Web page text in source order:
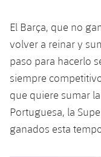
Palau Blaugrana
Estadi Johan
Barça Cafe
Ciutat Esportiva
plusicon
más
Servicios
plusicon
más
SUB10 A
SUB10 B
SUB9 A
SUB9 B
Jugadores
Fotos
Historia
Palmarés
Infantil A
Infantil B
Mini
Entradas
Resultados
Calendario
Resultados
plusicon
más
Actualidad
Juvenil
Cadete A
PLUSICON
MÁS
Primer equipo
plusicon
más
Actualidad
Barça Atlètic
plusicon
más
El Barça, que no
volver a reinar y
paso para hacerlo
siempre
que quiere sumar
Portuguesa, la
ganados esta